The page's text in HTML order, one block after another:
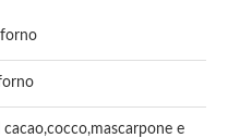
forno
e